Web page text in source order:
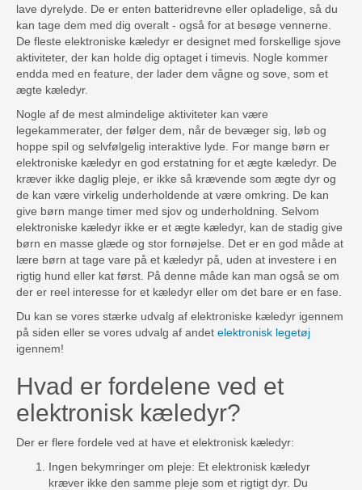
lave dyrelyde. De er enten batteridrevne eller opladelige, så du
kan tage dem med dig overalt - også for at besøge vennerne.
De fleste elektroniske kæledyr er designet med forskellige sjove
aktiviteter, der kan holde dig optaget i timevis. Nogle kommer
endda med en feature, der lader dem vågne og sove, som et
ægte kæledyr.
Nogle af de mest almindelige aktiviteter kan være
legekammerater, der følger dem, når de bevæger sig, løb og
hoppe spil og selvfølgelig interaktive lyde. For mange børn er
elektroniske kæledyr en god erstatning for et ægte kæledyr. De
kræver ikke daglig pleje, er ikke så krævende som ægte dyr og
de kan være virkelig underholdende at være omkring. De kan
give børn mange timer med sjov og underholdning. Selvom
elektroniske kæledyr ikke er et ægte kæledyr, kan de stadig give
børn en masse glæde og stor fornøjelse. Det er en god måde at
lære børn at tage vare på et kæledyr på, uden at investere i en
rigtig hund eller kat først. På denne måde kan man også se om
der er reel interesse for et kæledyr eller om det bare er en fase.
Du kan se vores stærke udvalg af elektroniske kæledyr igennem
på siden eller se vores udvalg af andet elektronisk legetøj
igennem!
Hvad er fordelene ved et
elektronisk kæledyr?
Der er flere fordele ved at have et elektronisk kæledyr:
Ingen bekymringer om pleje: Et elektronisk kæledyr
kræver ikke den samme pleje som et rigtigt dyr. Du